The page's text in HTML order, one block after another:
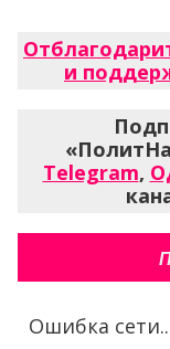
и
Telegram,
Ошибка